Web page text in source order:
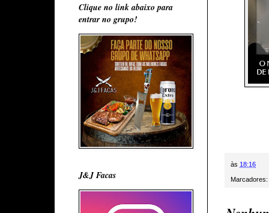
às 18:16
Marcadores:
Clique no link abaixo para
entrar no grupo!
J&J Facas